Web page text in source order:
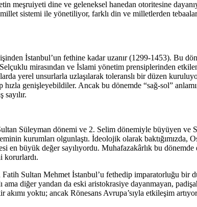
meşruiyeti dine ve geleneksel hanedan otoritesine
sistemi ile yönetiliyor, farklı din ve milletlerden
İstanbul’un fethine kadar uzanır (1299-1453). Bu
mirasından ve İslami yönetim prensiplerinden
yerel unsurlarla uzlaşılarak toleranslı bir düzen
hızla genişleyebildiler. Ancak bu dönemde “sağ-sol”
Süleyman dönemi ve 2. Selim dönemiyle büyüyen
kurumları olgunlaştı. İdeolojik olarak baktığımızda,
en büyük değer sayılıyordu. Muhafazakârlık bu
korurlardı.
Sultan Mehmet İstanbul’u fethedip imparatorluğu bir
diğer yandan da eski aristokrasiye dayanmayan,
yoktu; ancak Rönesans Avrupa’sıyla etkileşim